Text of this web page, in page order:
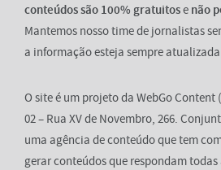
conteúdos são 100% gratuitose não
Mantemos nosso time de jornalistas
a informação esteja sempre
O site é um projeto da WebGo Content
02 – Rua XV de Novembro, 266.
uma agência de conteúdo que tem
gerar conteúdos que respondam